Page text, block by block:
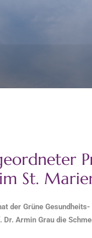
St.
der Grüne
Armin Grau die